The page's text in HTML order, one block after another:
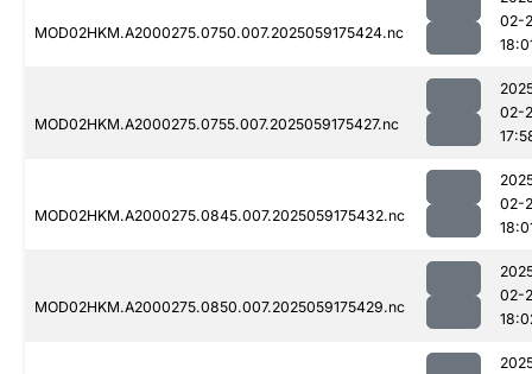
MOD02HKM.A2000275.0750.007.2025059175424.nc
02-
MOD02HKM.A2000275.0755.007.2025059175427.nc
02-
MOD02HKM.A2000275.0845.007.2025059175432.nc
02-
MOD02HKM.A2000275.0850.007.2025059175429.nc
02-